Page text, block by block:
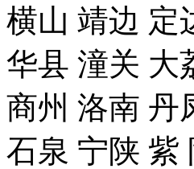
横山 靖边 定
华县 潼关 大
商州 洛南 丹
石泉 宁陕 紫